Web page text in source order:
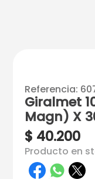
Referencia:
Giralmet
Magn) X
$ 40.200
Producto en